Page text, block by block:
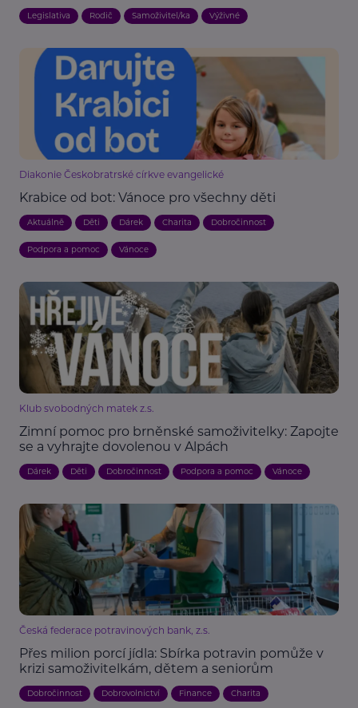
Legislativa Rodič Samoživitel/ka Výživné
Diakonie Českobratrské církve evangelické
Krabice od bot: Vánoce pro všechny děti
Aktuálně Děti Dárek Charita Dobročinnost
Podpora a pomoc Vánoce
Klub svobodných matek z.s.
Zimní pomoc pro brněnské samoživitelky: Zapojte
se a vyhrajte dovolenou v Alpách
Dárek Děti Dobročinnost Podpora a pomoc Vánoce
Česká federace potravinových bank, z.s.
Přes milion porcí jídla: Sbírka potravin pomůže v
krizi samoživitelkám, dětem a seniorům
Dobročinnost Dobrovolnictví Finance Charita